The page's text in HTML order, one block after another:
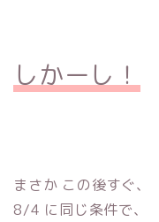
しかーし！
まさか この後すぐ、
8/4 に同じ条件で、